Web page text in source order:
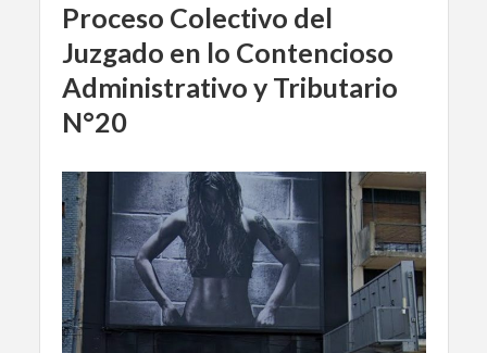
Proceso Colectivo del
Juzgado en lo Contencioso
Administrativo y Tributario
N°20